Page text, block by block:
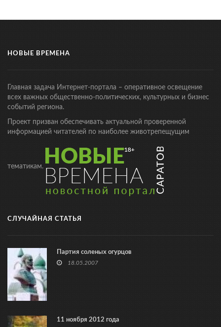
НОВЫЕ ВРЕМЕНА
Главная задача Интернет-портала – оперативное освещение
всех важных общественно-политических, культурных и бизнес
событий региона.
Проект призван обеспечивать актуальной проверенной
информацией читателей по наиболее животрепещущим
тематикам.
СЛУЧАЙНАЯ СТАТЬЯ
Партия соленых огурцов
18.05.2007
11 ноября 2012 года